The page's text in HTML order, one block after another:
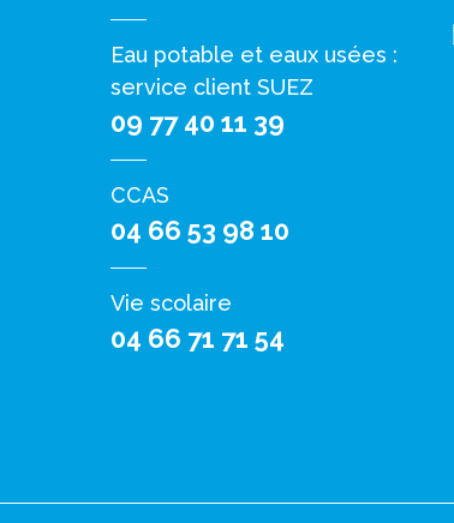
Eau potable et eaux usées :
service client SUEZ
09 77 40 11 39
CCAS
04 66 53 98 10
Vie scolaire
04 66 71 71 54